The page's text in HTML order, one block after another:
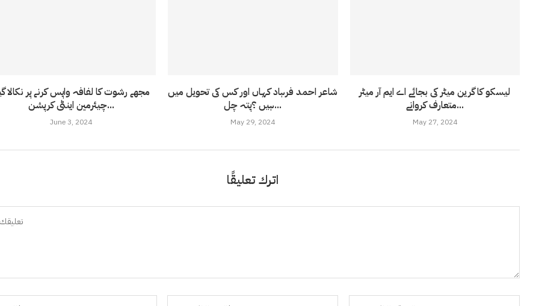
مجھے رشوت کا لفافہ واپس کرنے پر نکالا
چیئرمین اینٹی کرپشن...
June 3, 2024
شاعر احمد فرہاد کہاں اور کس کی تحویل میں
ہیں ؟پتہ چل...
May 29, 2024
لیسکو کا گرین میٹر کی بجائے اے ایم آر میٹر
متعارف کروانے...
May 27, 2024
اترك تعليقًا